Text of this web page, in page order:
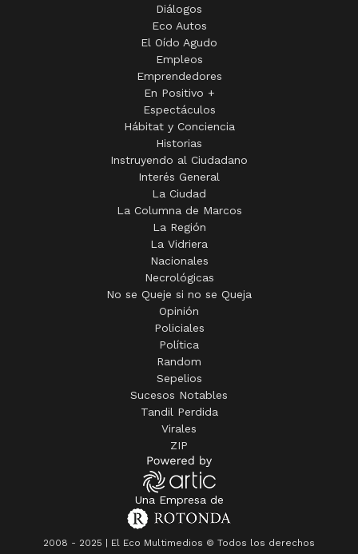
Diálogos
Eco Autos
El Oído Agudo
Empleos
Emprendedores
En Positivo +
Espectáculos
Hábitat y Conciencia
Historias
Instruyendo al Ciudadano
Interés General
La Ciudad
La Columna de Marcos
La Región
La Vidriera
Nacionales
Necrológicas
No se Queje si no se Queja
Opinión
Policiales
Política
Random
Sepelios
Sucesos Notables
Tandil Perdida
Virales
ZIP
Una Empresa de
2008 - 2025 | El Eco Multimedios © Todos los derechos